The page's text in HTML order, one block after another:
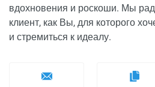
вдохновения и роскоши. Мы
клиент, как Вы, для которого
и стремиться к идеалу.